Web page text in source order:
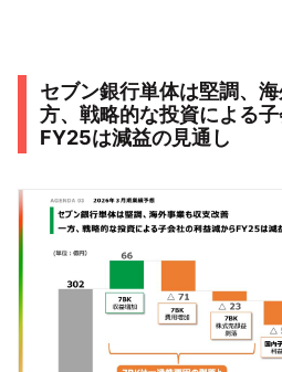
セブン銀行単体は堅調、
方、戦略的な投資による
FY25は減益の見通し